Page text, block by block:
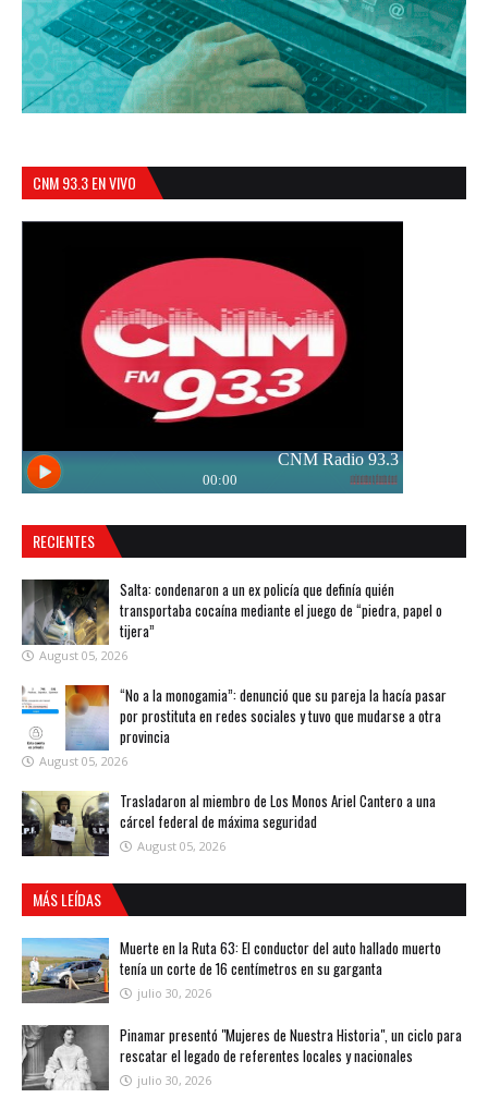
CNM 93.3 EN VIVO
RECIENTES
Salta: condenaron a un ex policía que definía quién
transportaba cocaína mediante el juego de “piedra, papel o
tijera”
August 05, 2026
“No a la monogamia”: denunció que su pareja la hacía pasar
por prostituta en redes sociales y tuvo que mudarse a otra
provincia
August 05, 2026
Trasladaron al miembro de Los Monos Ariel Cantero a una
cárcel federal de máxima seguridad
August 05, 2026
MÁS LEÍDAS
Muerte en la Ruta 63: El conductor del auto hallado muerto
tenía un corte de 16 centímetros en su garganta
julio 30, 2026
Pinamar presentó "Mujeres de Nuestra Historia", un ciclo para
rescatar el legado de referentes locales y nacionales
julio 30, 2026